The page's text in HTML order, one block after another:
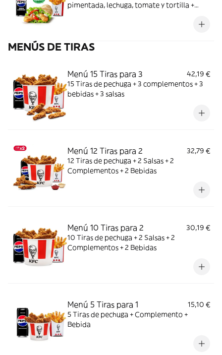
pimentada, lechuga, tomate y tortilla +
MENÚS DE TIRAS
Menú 15 Tiras para 3
42,19 €
15 Tiras de pechuga + 3 complementos + 3
bebidas + 3 salsas
Menú 12 Tiras para 2
32,79 €
12 Tiras de pechuga + 2 Salsas + 2
Complementos + 2 Bebidas
Menú 10 Tiras para 2
30,19 €
10 Tiras de pechuga + 2 Salsas + 2
Complementos + 2 Bebidas
Menú 5 Tiras para 1
15,10 €
5 Tiras de pechuga + Complemento +
Bebida